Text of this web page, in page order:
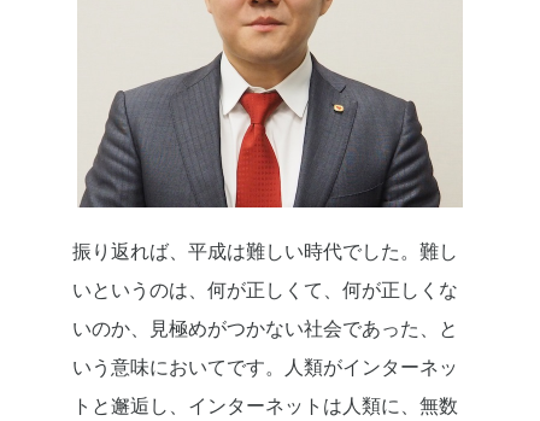
振り返れば、平成は難しい時代でした。難し
いというのは、何が正しくて、何が正しくな
いのか、見極めがつかない社会であった、と
いう意味においてです。人類がインターネッ
トと邂逅し、インターネットは人類に、無数